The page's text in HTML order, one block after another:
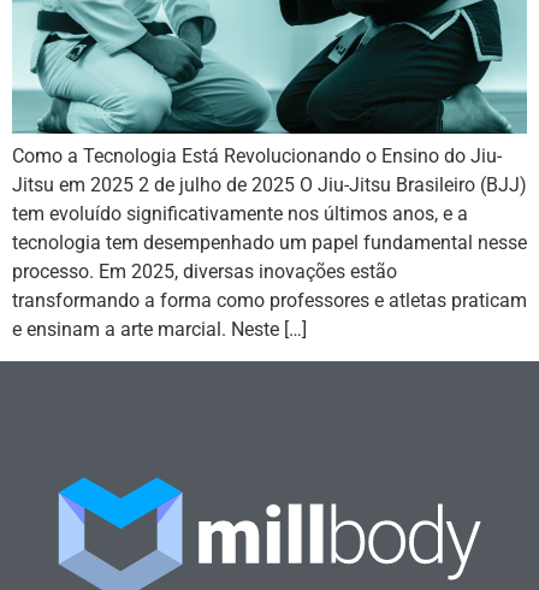
Como a Tecnologia Está Revolucionando o Ensino do Jiu-
Jitsu em 2025 2 de julho de 2025 O Jiu-Jitsu Brasileiro (BJJ)
tem evoluído significativamente nos últimos anos, e a
tecnologia tem desempenhado um papel fundamental nesse
processo. Em 2025, diversas inovações estão
transformando a forma como professores e atletas praticam
e ensinam a arte marcial. Neste […]